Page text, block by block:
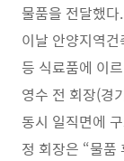
물품을 전달했다.
이날 안양지역
등 식료품에 이
영수 전 회장(경
동시 일직면에
정 회장은 “물품